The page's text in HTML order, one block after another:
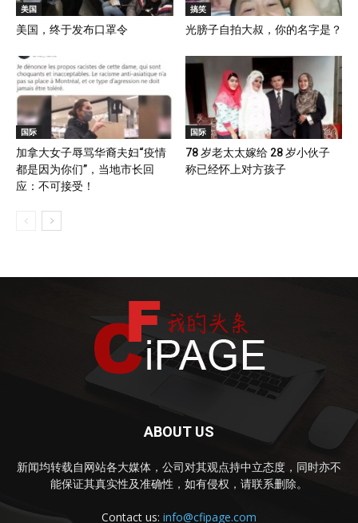
美国
美国，终于发布口罩令
搞笑
光膀子自拍大叔，你的名字是？
国际
加拿大女子辱骂华裔夫妇“疫情
都是因为你们”，当地市长回
应：不可接受！
国际
78 岁老太太嫁给 28 岁小伙子
称已经怀上对方孩子
ABOUT US
新闻均转载自网站各大媒体，公司对其观点持中立态度，同时亦不
能保证其真实性及准确性，如有侵权，请联系删除。
Contact us: info@cfipage.com